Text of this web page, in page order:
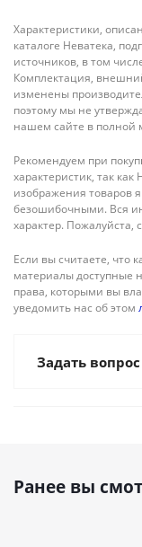
Характеристики,
каталоге Неватека,
источников, в том
Комплектация,
изменены
поэтому мы не
нашем сайте в полной
Рекомендуем при
характеристик, так
изображения товаров
безошибочными. Вся
характер.
Если вы считаете, что
материалы доступные
права, которыми вы
уведомить нас об этом
Задать вопрос
Ранее вы